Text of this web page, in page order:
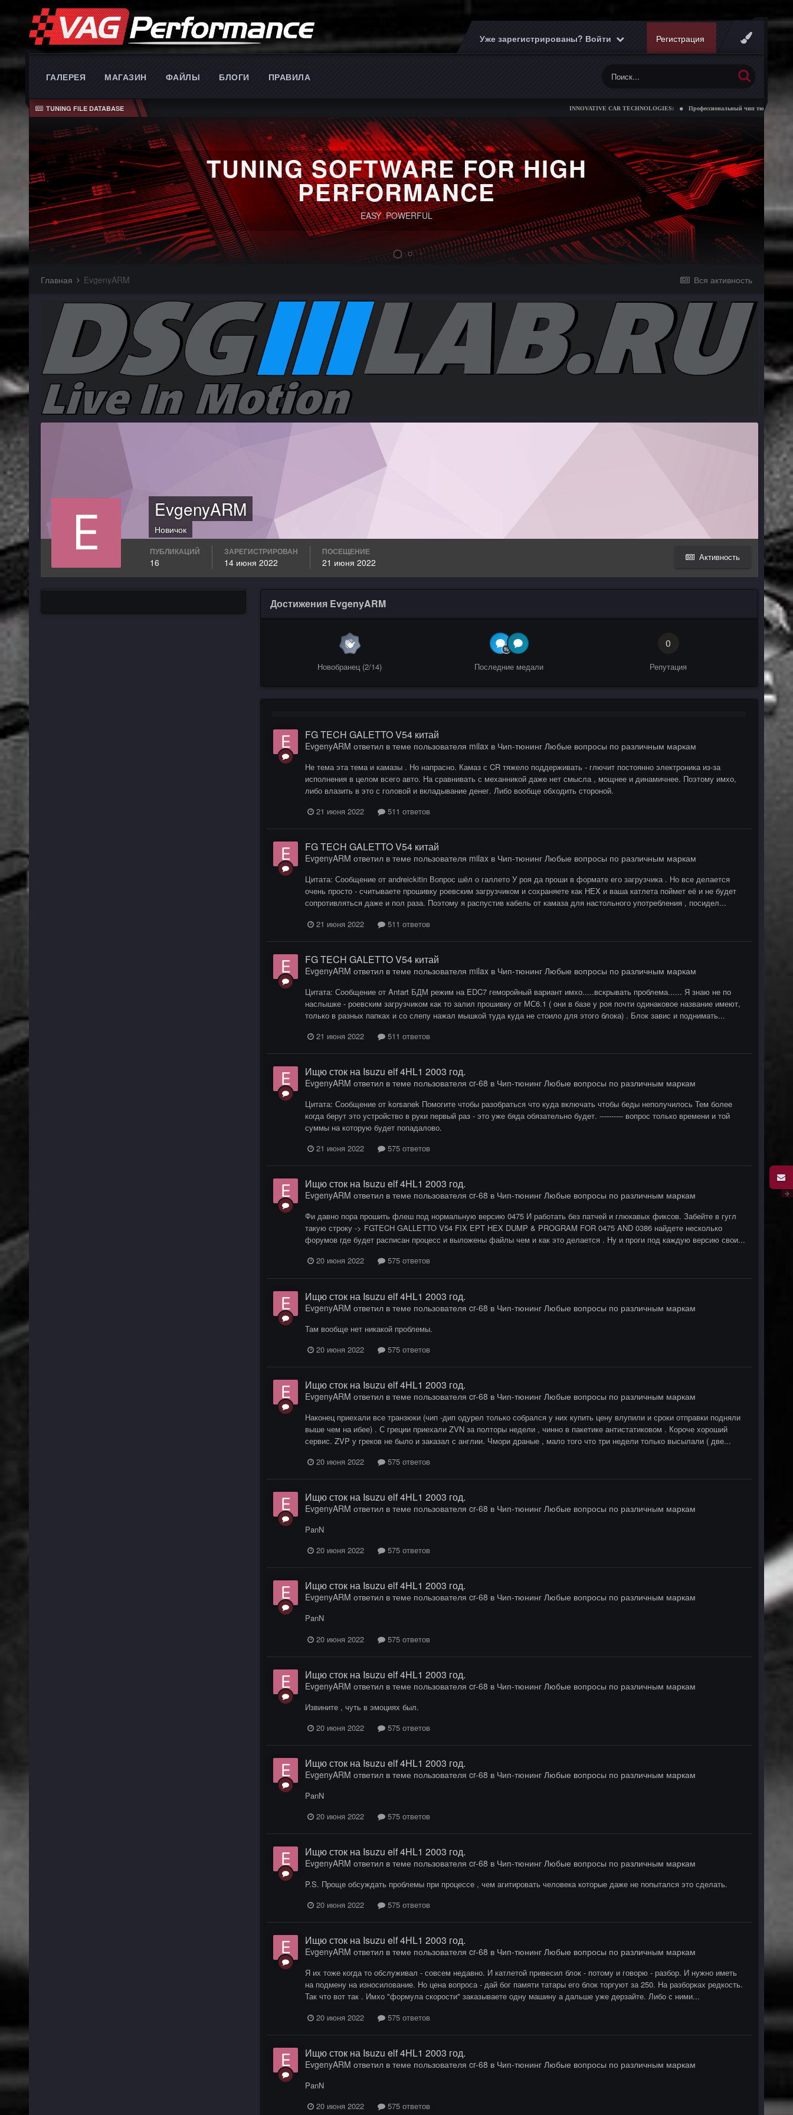
Уже зарегистрированы? Войти Регистрация
ГАЛЕРЕЯ МАГАЗИН ФАЙЛЫ БЛОГИ ПРАВИЛА
TUNING FILE DATABASE INNOVATIVE CAR TECHNOLOGIES: Профессиональный чип тюнинг коробок передач
TUNING SOFTWARE FOR HIGH
PERFORMANCE
EASY POWERFUL
Вся активность
Главная EvgenyARM
EvgenyARM
Новичок
Активность
ПУБЛИКАЦИЙ
16
ЗАРЕГИСТРИРОВАН
14 июня 2022
ПОСЕЩЕНИЕ
21 июня 2022
Достижения EvgenyARM
Новобранец (2/14) Последние медали
0
Репутация
FG TECH GALETTO V54 китай
EvgenyARM ответил в теме пользователя milaxв Чип-тюнинг Любые вопросы по различным маркам
Не тема эта тема и камазы . Но напрасно. Камаз с CR тяжело поддерживать - глючит постоянно электроника из-за
исполнения в целом всего авто. На сравнивать с механникой даже нет смысла , мощнее и динамичнее. Поэтому имхо,
либо влазить в это с головой и вкладывание денег. Либо вообще обходить стороной.
21 июня 2022
511 ответов
FG TECH GALETTO V54 китай
EvgenyARM ответил в теме пользователя milaxв Чип-тюнинг Любые вопросы по различным маркам
Цитата: Сообщение от andreickitin Вопрос шёл о галлето У роя да проши в формате его загрузчика . Но все делается
очень просто - считываете прошивку роевским загрузчиком и сохраняете как HEX и ваша катлета поймет её и не будет
сопротивляться даже и пол раза. Поэтому я распустив кабель от камаза для настольного употребления , посидел...
21 июня 2022
511 ответов
FG TECH GALETTO V54 китай
EvgenyARM ответил в теме пользователя milaxв Чип-тюнинг Любые вопросы по различным маркам
Цитата: Сообщение от Antart БДМ режим на EDC7 геморойный вариант имхо.....вскрывать проблема...... Я знаю не по
наслышке - роевским загрузчиком как то залил прошивку от МС6.1 ( они в базе у роя почти одинаковое название имеют,
только в разных папках и со слепу нажал мышкой туда куда не стоило для этого блока) . Блок завис и поднимать...
21 июня 2022
511 ответов
Ищю сток на Isuzu elf 4HL1 2003 год.
EvgenyARM ответил в теме пользователя cr-68 в Чип-тюнинг Любые вопросы по различным маркам
Цитата: Сообщение от korsanek Помогите чтобы разобраться что куда включать чтобы беды неполучилось Тем более
когда берут это устройство в руки первый раз - это уже бяда обязательно будет. ---------- вопрос только времени и той
суммы на которую будет попадалово.
21 июня 2022
575 ответов
Ищю сток на Isuzu elf 4HL1 2003 год.
EvgenyARM ответил в теме пользователя cr-68 в Чип-тюнинг Любые вопросы по различным маркам
Фи давно пора прошить флеш под нормальную версию 0475 И работать без патчей и глюкавых фиксов. Забейте в гугл
такую строку -> FGTECH GALLETTO V54 FIX EPT HEX DUMP & PROGRAM FOR 0475 AND 0386 найдете несколько
форумов где будет расписан процесс и выложены файлы чем и как это делается . Ну и проги под каждую версию свои...
20 июня 2022
575 ответов
Ищю сток на Isuzu elf 4HL1 2003 год.
EvgenyARM ответил в теме пользователя cr-68 в Чип-тюнинг Любые вопросы по различным маркам
Там вообще нет никакой проблемы.
20 июня 2022
575 ответов
Ищю сток на Isuzu elf 4HL1 2003 год.
EvgenyARM ответил в теме пользователя cr-68 в Чип-тюнинг Любые вопросы по различным маркам
Наконец приехали все транзюки (чип -дип одурел только собрался у них купить цену влупили и сроки отправки подняли
выше чем на ибее) . С греции приехали ZVN за полторы недели , чинно в пакетике антистатиковом . Короче хороший
сервис. ZVP у греков не было и заказал с англии. Чмори драные , мало того что три недели только высылали ( две...
20 июня 2022
575 ответов
Ищю сток на Isuzu elf 4HL1 2003 год.
EvgenyARM ответил в теме пользователя cr-68 в Чип-тюнинг Любые вопросы по различным маркам
PanN
20 июня 2022
575 ответов
Ищю сток на Isuzu elf 4HL1 2003 год.
EvgenyARM ответил в теме пользователя cr-68 в Чип-тюнинг Любые вопросы по различным маркам
PanN
20 июня 2022
575 ответов
Ищю сток на Isuzu elf 4HL1 2003 год.
EvgenyARM ответил в теме пользователя cr-68 в Чип-тюнинг Любые вопросы по различным маркам
Извините , чуть в эмоциях был.
20 июня 2022
575 ответов
Ищю сток на Isuzu elf 4HL1 2003 год.
EvgenyARM ответил в теме пользователя cr-68 в Чип-тюнинг Любые вопросы по различным маркам
PanN
20 июня 2022
575 ответов
Ищю сток на Isuzu elf 4HL1 2003 год.
EvgenyARM ответил в теме пользователя cr-68 в Чип-тюнинг Любые вопросы по различным маркам
P.S. Проще обсуждать проблемы при процессе , чем агитировать человека которые даже не попытался это сделать.
20 июня 2022
575 ответов
Ищю сток на Isuzu elf 4HL1 2003 год.
EvgenyARM ответил в теме пользователя cr-68 в Чип-тюнинг Любые вопросы по различным маркам
Я их тоже когда то обслуживал - совсем недавно. И катлетой привесил блок - потому и говорю - разбор. И нужно иметь
на подмену на износилование. Но цена вопроса - дай бог памяти татары его блок торгуют за 250. На разборках редкость.
Так что вот так . Имхо "формула скорости" заказываете одну машину а дальше уже дерзайте. Либо с ними...
20 июня 2022
575 ответов
Ищю сток на Isuzu elf 4HL1 2003 год.
EvgenyARM ответил в теме пользователя cr-68 в Чип-тюнинг Любые вопросы по различным маркам
PanN
20 июня 2022
575 ответов